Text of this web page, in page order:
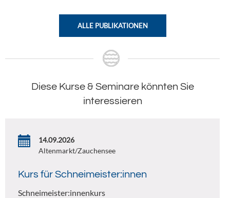
ALLE PUBLIKATIONEN
Diese Kurse & Seminare könnten Sie
interessieren
14.09.2026
Altenmarkt/Zauchensee
Kurs für Schneimeister:innen
Schneimeister:innenkurs